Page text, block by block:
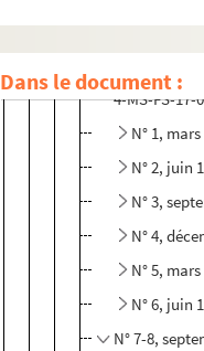
Dans le document :
Le flâneur des
4-MS-FS-17-
N° 1,
N° 2, juin
N° 3,
N° 4,
N° 5,
N° 6, juin
N° 7-8,